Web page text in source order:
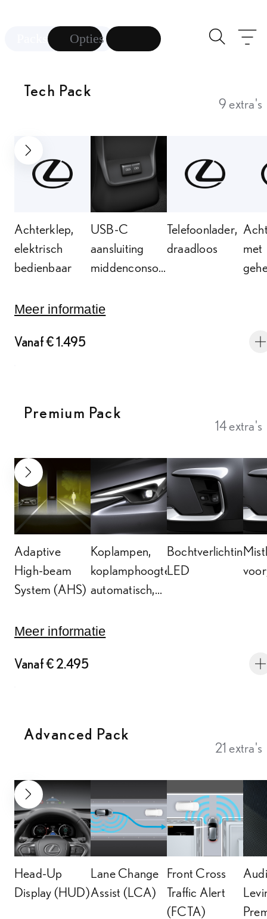
Opties Toggle
Tech Pack
9 extra's
VOLGENDE SLIDE
Achterklep,
elektrisch
bedienbaar
USB-C
aansluiting
middenconsole
Telefoonlader,
draadloos
met
Meer informatie
Vanaf € 1.495
Premium Pack
14 extra's
VOLGENDE SLIDE
Adaptive
High-beam
System (AHS)
Koplampen,
koplamphoogteverstelling
automatisch,
Bochtverlichting,
LED
Meer informatie
Vanaf € 2.495
Advanced Pack
21 extra's
VOLGENDE SLIDE
Head-Up
Display (HUD)
Lane Change
Assist (LCA)
Front Cross
Traffic Alert
(FCTA)